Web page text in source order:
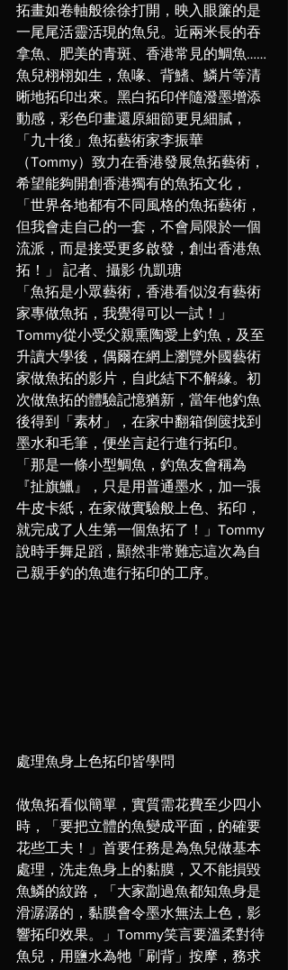
拓畫如卷軸般徐徐打開，映入眼簾的是
一尾尾活靈活現的魚兒。近兩米長的吞
拿魚、肥美的青斑、香港常見的鯛魚……
魚兒栩栩如生，魚喙、背鰭、鱗片等清
晰地拓印出來。黑白拓印伴隨潑墨增添
動感，彩色印畫還原細節更見細膩，
「九十後」魚拓藝術家李振華
（Tommy）致力在香港發展魚拓藝術，
希望能夠開創香港獨有的魚拓文化，
「世界各地都有不同風格的魚拓藝術，
但我會走自己的一套，不會局限於一個
流派，而是接受更多啟發，創出香港魚
拓！」 記者、攝影 仇凱瑭
「魚拓是小眾藝術，香港看似沒有藝術
家專做魚拓，我覺得可以一試！」
Tommy從小受父親熏陶愛上釣魚，及至
升讀大學後，偶爾在網上瀏覽外國藝術
家做魚拓的影片，自此結下不解緣。初
次做魚拓的體驗記憶猶新，當年他釣魚
後得到「素材」，在家中翻箱倒篋找到
墨水和毛筆，便坐言起行進行拓印。
「那是一條小型鯛魚，釣魚友會稱為
『扯旗鱲』，只是用普通墨水，加一張
牛皮卡紙，在家做實驗般上色、拓印，
就完成了人生第一個魚拓了！」Tommy
說時手舞足蹈，顯然非常難忘這次為自
己親手釣的魚進行拓印的工序。
處理魚身上色拓印皆學問
做魚拓看似簡單，實質需花費至少四小
時，「要把立體的魚變成平面，的確要
花些工夫！」首要任務是為魚兒做基本
處理，洗走魚身上的黏膜，又不能損毀
魚鱗的紋路，「大家劏過魚都知魚身是
滑潺潺的，黏膜會令墨水無法上色，影
響拓印效果。」Tommy笑言要溫柔對待
魚兒，用鹽水為牠「刷背」按摩，務求